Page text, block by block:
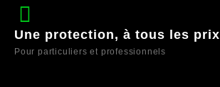
Une protection, à tous les prix
Pour particuliers et professionnels